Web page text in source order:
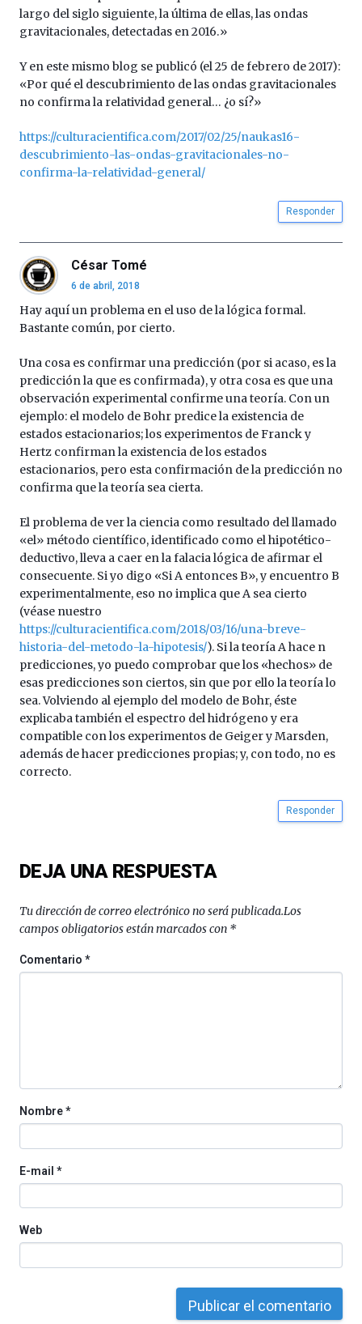
por
Cátedra…
largo del siglo siguiente, la última de ellas, las ondas
gravitacionales, detectadas en 2016.»
Y en este mismo blog se publicó (el 25 de febrero de 2017):
«Por qué el descubrimiento de las ondas gravitacionales
no confirma la relatividad general… ¿o sí?»
https://culturacientifica.com/2017/02/25/naukas16-
descubrimiento-las-ondas-gravitacionales-no-
confirma-la-relatividad-general/
Responder
César Tomé
6 de abril, 2018
Hay aquí un problema en el uso de la lógica formal.
Bastante común, por cierto.
Una cosa es confirmar una predicción (por si acaso, es la
predicción la que es confirmada), y otra cosa es que una
observación experimental confirme una teoría. Con un
ejemplo: el modelo de Bohr predice la existencia de
estados estacionarios; los experimentos de Franck y
Hertz confirman la existencia de los estados
estacionarios, pero esta confirmación de la predicción no
confirma que la teoría sea cierta.
El problema de ver la ciencia como resultado del llamado
«el» método científico, identificado como el hipotético-
deductivo, lleva a caer en la falacia lógica de afirmar el
consecuente. Si yo digo «Si A entonces B», y encuentro B
experimentalmente, eso no implica que A sea cierto
(véase nuestro
https://culturacientifica.com/2018/03/16/una-breve-
historia-del-metodo-la-hipotesis/). Si la teoría A hace n
predicciones, yo puedo comprobar que los «hechos» de
esas predicciones son ciertos, sin que por ello la teoría lo
sea. Volviendo al ejemplo del modelo de Bohr, éste
explicaba también el espectro del hidrógeno y era
compatible con los experimentos de Geiger y Marsden,
además de hacer predicciones propias; y, con todo, no es
correcto.
Responder
DEJA UNA RESPUESTA
Tu dirección de correo electrónico no será publicada.Los
campos obligatorios están marcados con *
Comentario*
Nombre*
E-mail *
Web